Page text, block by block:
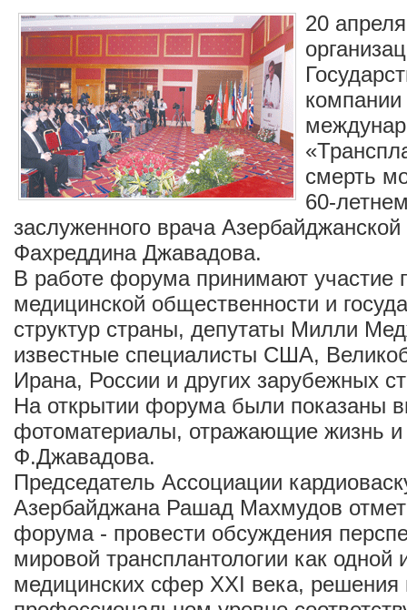
20
компании
смерть
60-
заслуженного врача
Фахреддина Джавадова.
В работе форума принимают участие
медицинской общественности и
структур страны, депутаты Милли
известные специалисты США,
Ирана, России и других зарубежных
На открытии форума были показаны
фотоматериалы, отражающие жизнь и
Ф.Джавадова.
Председатель Ассоциации
Азербайджана Рашад Махмудов
форума - провести обсуждения
мировой трансплантологии как одной
медицинских сфер XXI века, решения